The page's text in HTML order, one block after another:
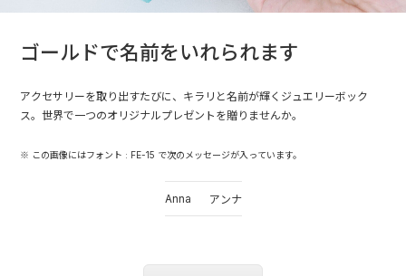
ゴールドで名前をいれられます
アクセサリーを取り出すたびに、キラリと名前が輝くジュエリーボック
ス。世界で一つのオリジナルプレゼントを贈りませんか。
※ この画像にはフォント : FE-15 で次のメッセージが入っています。
Anna アンナ